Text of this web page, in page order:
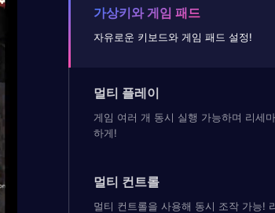
가상키와 게임 패드
자유로운 키보드와 게임 패드 설정!
멀티 플레이
게임 여러 개 동시 실행 가능하며 리세
하게!
멀티 컨트롤
멀티 컨트롤을 사용해 동시 조작 가능!